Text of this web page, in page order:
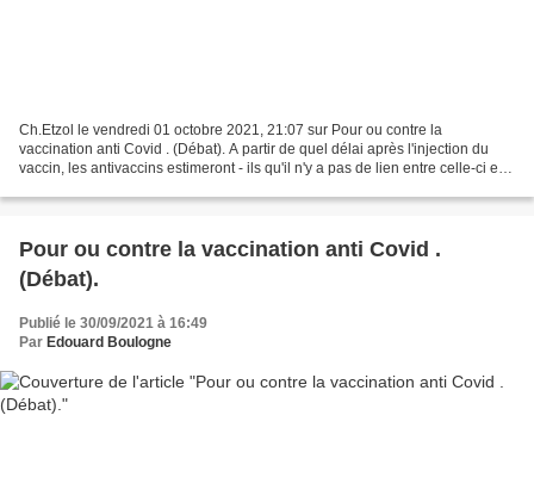
Ch.Etzol le vendredi 01 octobre 2021, 21:07 sur Pour ou contre la
vaccination anti Covid . (Débat). A partir de quel délai après l'injection du
vaccin, les antivaccins estimeront - ils qu'il n'y a pas de lien entre celle-ci et
Pour ou contre la vaccination anti Covid .
(Débat).
Publié le 30/09/2021 à 16:49
Par Edouard Boulogne